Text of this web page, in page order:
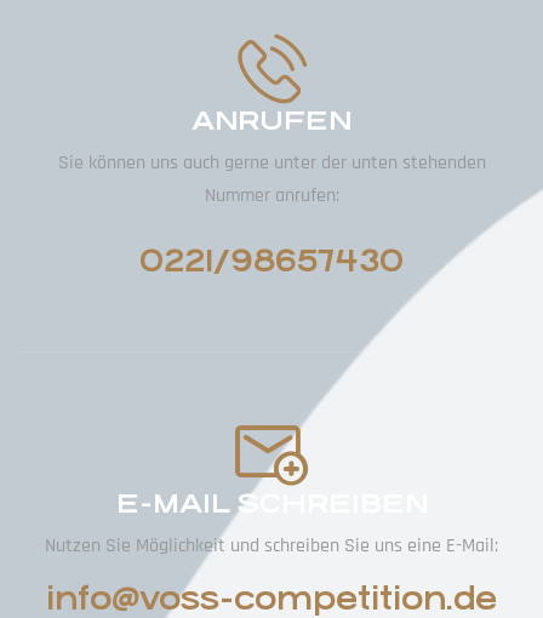
ANRUFEN
Sie können uns auch gerne unter der unten stehenden
Nummer anrufen:
0221/98657430
E-MAIL SCHREIBEN
Nutzen Sie Möglichkeit und schreiben Sie uns eine E-Mail:
info@voss-competition.de